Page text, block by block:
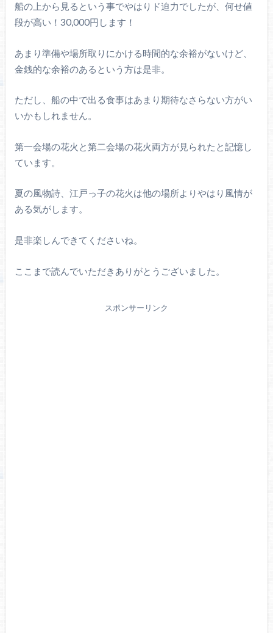
船の上から見るという事でやはりド迫力でしたが、何せ値
段が高い！30,000円します！
あまり準備や場所取りにかける時間的な余裕がないけど、
金銭的な余裕のあるという方は是非。
ただし、船の中で出る食事はあまり期待なさらない方がい
いかもしれません。
第一会場の花火と第二会場の花火両方が見られたと記憶し
ています。
夏の風物詩、江戸っ子の花火は他の場所よりやはり風情が
ある気がします。
是非楽しんできてくださいね。
ここまで読んでいただきありがとうございました。
スポンサーリンク